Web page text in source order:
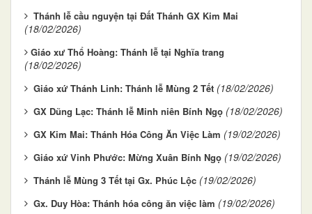
Thánh lễ cầu nguyện tại Đất Thánh GX Kim Mai
(18/02/2026)
​​​​​​​Giáo xư Thổ Hoàng: Thánh lễ tại Nghĩa trang
(18/02/2026)
Giáo xứ Thánh Linh: Thánh lễ Mùng 2 Tết (18/02/2026)
GX Dũng Lạc: Thánh lễ Minh niên Bính Ngọ (18/02/2026)
GX Kim Mai: Thánh Hóa Công Ăn Việc Làm (19/02/2026)
Giáo xứ Vinh Phước: Mừng Xuân Bính Ngọ (19/02/2026)
Thánh lễ Mùng 3 Tết tại Gx. Phúc Lộc (19/02/2026)
Gx. Duy Hòa: Thánh hóa công ăn việc làm (19/02/2026)